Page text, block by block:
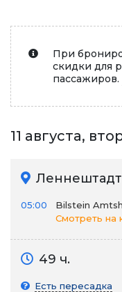
При
скидки для
пассажиров.
11 августа,
05:00
Bilstein
Смотреть на
49 ч.
Есть пересадка